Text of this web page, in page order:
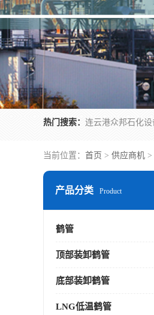
热门搜索：
当前位置： 首页 > 供应商机 >
产品分类 Product
鹤管
顶部装卸鹤管
底部装卸鹤管
LNG低温鹤管